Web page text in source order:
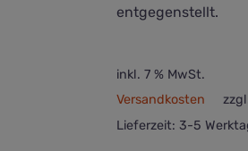
entgegenstellt.
inkl. 7 % MwSt.
Versandkosten
Lieferzeit: 3-5